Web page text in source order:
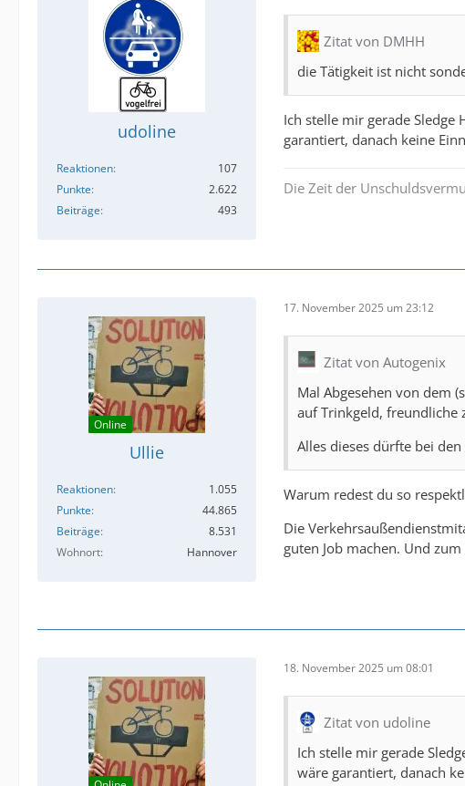
udoline
Reaktionen
107
Punkte
2.622
Beiträge
493
Zitat von DMHH
die Tätigkeit ist nicht
Ich stelle mir gerade
garantiert, danach keine
Die Zeit der
Online
Ullie
Reaktionen
1.055
Punkte
44.865
Beiträge
8.531
Wohnort
Hannover
17. November 2025 um 23:12
Zitat von Autogenix
Mal Abgesehen von dem
auf Trinkgeld, freundliche
Alles dieses dürfte bei
Warum redest du so
Die
guten Job machen. Und
18. November 2025 um 08:01
Zitat von udoline
Ich stelle mir gerade
wäre garantiert, danach